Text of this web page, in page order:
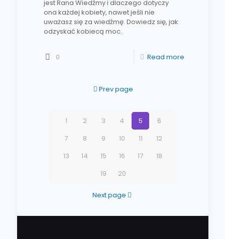
jest Rana Wiedźmy i dlaczego dotyczy
ona każdej kobiety, nawet jeśli nie
uważasz się za wiedźmę. Dowiedz się, jak
odzyskać kobiecą moc.
0 Read more
Prev page
1 2 3 4 5
6
7
8 9 10 11
12
13
14 15 16 17
18
19
20
Next page